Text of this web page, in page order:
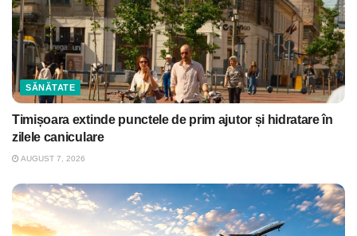
SĂNĂTATE
Timișoara extinde punctele de prim ajutor și hidratare în
zilele caniculare
AUGUST 7, 2026